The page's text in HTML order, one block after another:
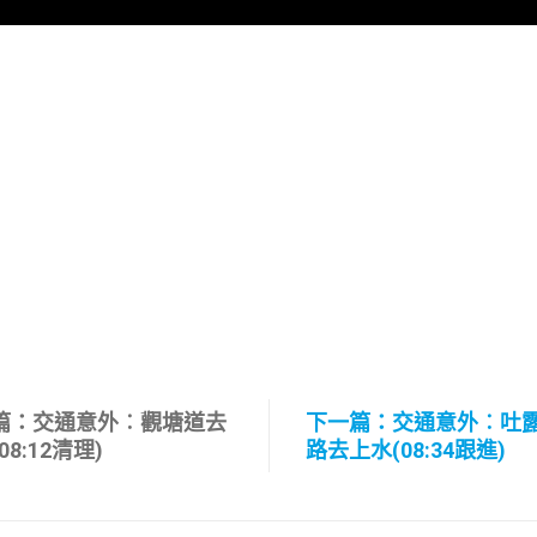
：交通意外︰觀塘道去
清理)
下一篇：交通意外︰吐
路去上水(08:34跟進)